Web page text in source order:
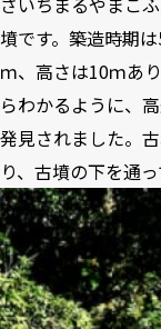
墳です。築造時期
ｍ、高さは10ｍあ
らわかるように、
発見されました。
り、古墳の下を通っ